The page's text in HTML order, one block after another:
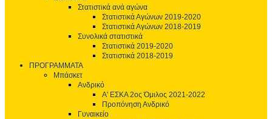
Στατιστικά ανά αγώνα
Στατιστικά Αγώνων 2019-2020
Στατιστικά Αγώνων 2018-2019
Συνολικά στατιστικά
Στατιστικά 2019-2020
Στατιστικά 2018-2019
ΠΡΟΓΡΑΜΜΑΤΑ
Μπάσκετ
Ανδρικό
Α' ΕΣΚΑ 2ος Όμιλος 2021-2022
Προπόνηση Ανδρικό
Γυναικείο